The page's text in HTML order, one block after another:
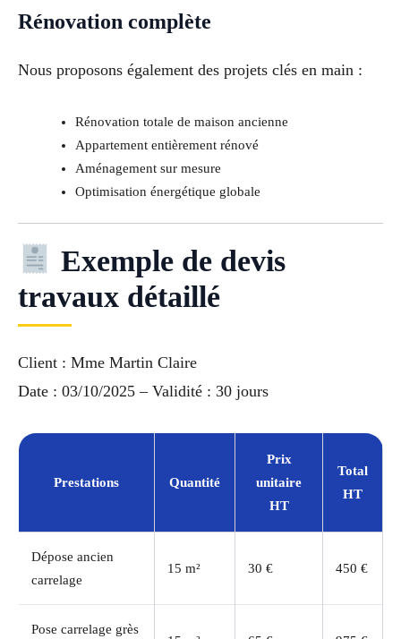
Rénovation complète
Nous proposons également des projets clés en main :
Rénovation totale de maison ancienne
Appartement entièrement rénové
Aménagement sur mesure
Optimisation énergétique globale
Exemple de devis
travaux détaillé
Client : Mme Martin Claire
Date : 03/10/2025 – Validité : 30 jours
Prestations Quantité
Prix
unitaire
HT
Total
HT
Dépose ancien
carrelage
15 m² 30 € 450 €
Pose carrelage grès